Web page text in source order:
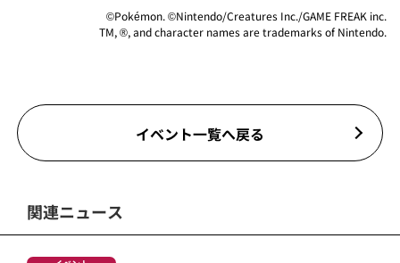
©Pokémon. ©Nintendo/Creatures Inc./GAME FREAK inc.
TM, ®, and character names are trademarks of Nintendo.
イベント一覧へ戻る
関連ニュース